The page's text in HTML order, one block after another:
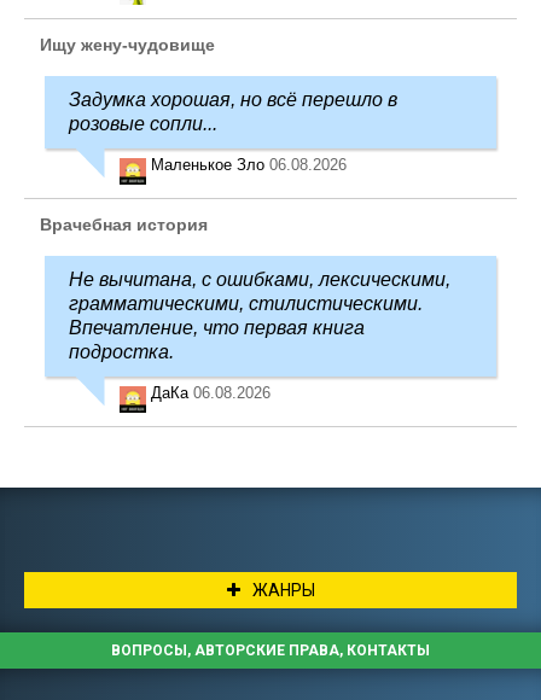
Ищу жену-чудовище
Задумка хорошая, но всё перешло в
розовые сопли...
Маленькое Зло 06.08.2026
Врачебная история
Не вычитана, с ошибками, лексическими,
грамматическими, стилистическими.
Впечатление, что первая книга
подростка.
ДаКа 06.08.2026
ЖАНРЫ
ВОПРОСЫ, АВТОРСКИЕ ПРАВА, КОНТАКТЫ